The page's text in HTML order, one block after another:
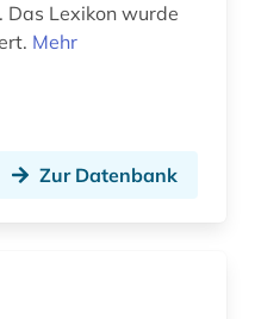
Das Lexikon wurde
Mehr
Zur Datenbank